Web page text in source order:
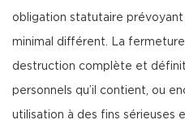
obligation statutaire
minimal différent. La fermeture
destruction complète et
personnels qu’il contient, ou
utilisation à des fins sérieuses